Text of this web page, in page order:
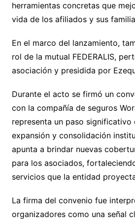
herramientas concretas que
vida de los afiliados y sus
En el marco del lanzamiento,
rol de la mutual FEDERALIS,
asociación y presidida por
Durante el acto se firmó un
con la compañía de seguros
representa un paso significativo
expansión y consolidación
apunta a brindar nuevas
para los asociados,
servicios que la entidad
La firma del convenio fue
organizadores como una señal